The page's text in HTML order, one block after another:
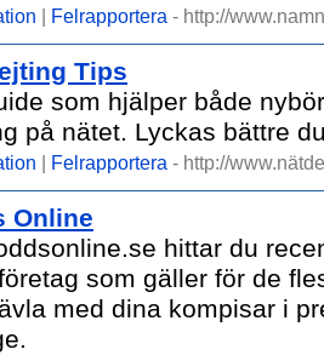
| Felrapportera - http://
Tips
som hjälper både
på nätet. Lyckas bättre
| Felrapportera - http://
Online
hittar du
som gäller för de
med dina kompisar i